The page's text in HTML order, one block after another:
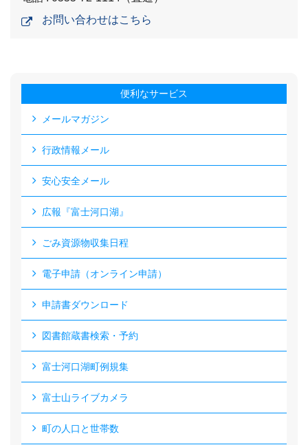
お問い合わせはこちら
便利なサービス
メールマガジン
行政情報メール
安心安全メール
広報『富士河口湖』
ごみ資源物収集日程
電子申請（オンライン申請）
申請書ダウンロード
図書館蔵書検索・予約
富士河口湖町例規集
富士山ライブカメラ
町の人口と世帯数